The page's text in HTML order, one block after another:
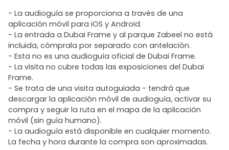
- La audioguía se proporciona a través de una
aplicación móvil para iOS y Android.
- La entrada a Dubai Frame y al parque Zabeel no está
incluida, cómprala por separado con antelación.
- Esta no es una audioguía oficial de Dubai Frame.
- La visita no cubre todas las exposiciones del Dubai
Frame.
- Se trata de una visita autoguiada - tendrá que
descargar la aplicación móvil de audioguía, activar su
compra y seguir la ruta en el mapa de la aplicación
móvil (sin guía humano).
- La audioguía está disponible en cualquier momento.
La fecha y hora durante la compra son aproximadas.